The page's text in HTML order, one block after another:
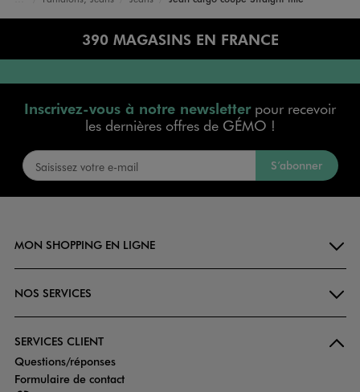
390 MAGASINS EN FRANCE
Inscrivez-vous à notre newsletterpour recevoir
les dernières offres de GÉMO !
S’abonner
MON SHOPPING EN LIGNE
NOS SERVICES
SERVICES CLIENT
Questions/réponses
Formulaire de contact